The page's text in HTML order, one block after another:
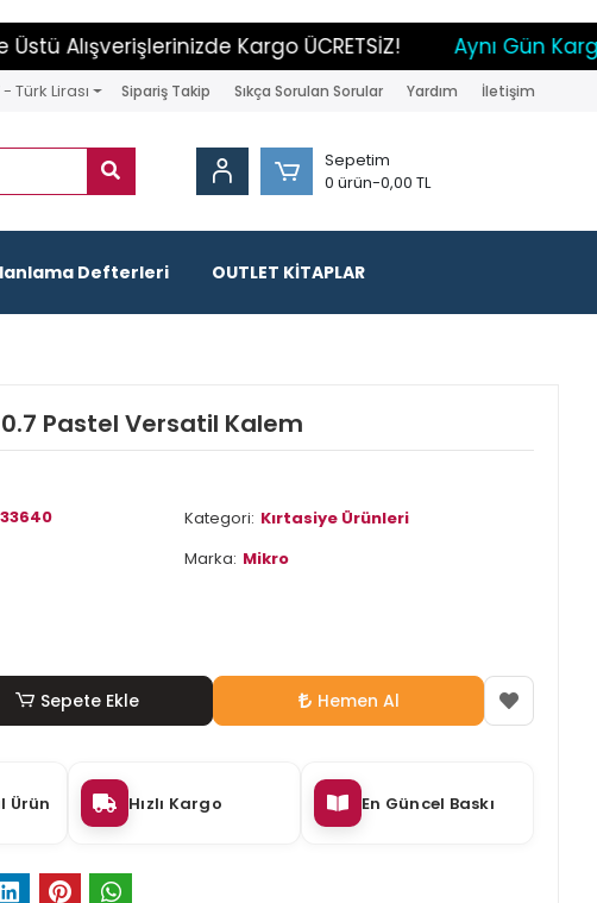
Alışverişlerinizde Kargo ÜCRETSİZ! Aynı Gün Kargo
- Türk Lirası Sipariş Takip Sıkça Sorulan Sorular Yardım İletişim
Sepetim
0 ürün-0,00 TL
Defterleri OUTLET KİTAPLAR
Pastel Versatil Kalem
Kategori: Kırtasiye Ürünleri
Marka: Mikro
Sepete Ekle Hemen Al
Ürün Hızlı Kargo En Güncel Baskı